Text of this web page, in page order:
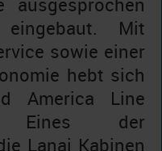
Mit
sowie einer
hebt sich
America Line
Eines der
Lanai Kabinen